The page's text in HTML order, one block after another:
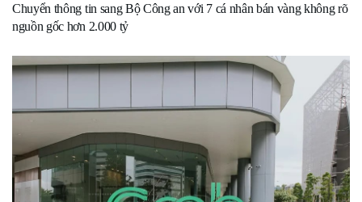
Chuyển thông tin sang Bộ Công an với 7 cá nhân bán vàng không rõ
nguồn gốc hơn 2.000 tỷ